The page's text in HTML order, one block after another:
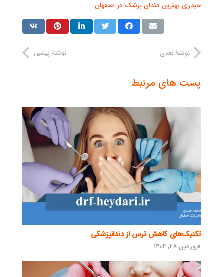
حیدری بهترین دندان پزشک در اصفهان
نوشتهٔ پیشین نوشتهٔ بعدی
پست های مرتبط
تکنیک‌های کاهش ترس از دندانپزشکی
فروردین ۲۸, ۱۴۰۴